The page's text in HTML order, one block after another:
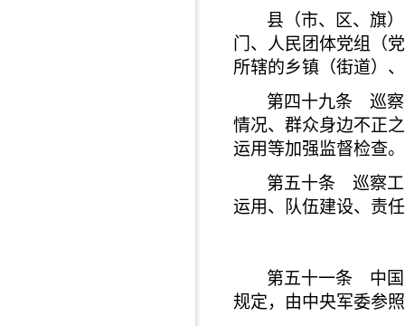
县（市、区、旗
门、人民团体党组（
所辖的乡镇（街道）
第四十九条 巡察
情况、群众身边不正
运用等加强监督检查。
第五十条 巡察工
运用、队伍建设、责
第五十一条 中国
规定，由中央军委参